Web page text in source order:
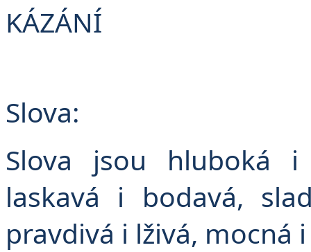
KÁZÁNÍ
Slova:
Slova jsou hluboká
laskavá i bodavá,
pravdivá i lživá, mocná